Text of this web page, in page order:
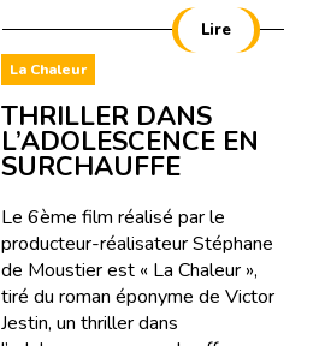
La Chaleur
Lire
THRILLER DANS
L’ADOLESCENCE EN
SURCHAUFFE
Le 6ème film réalisé par le
producteur-réalisateur Stéphane
de Moustier est « La Chaleur »,
tiré du roman éponyme de Victor
Jestin, un thriller dans